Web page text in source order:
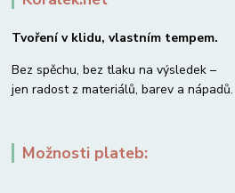
Tvoření v klidu, vlastním tempem.
Bez spěchu, bez tlaku na výsledek –
jen radost z materiálů, barev a nápadů.
Možnosti plateb: